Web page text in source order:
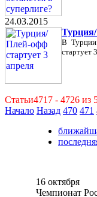
24.03.2015
В Турции
стартует
Статьи4717 - 4726 из
Начало Назад 470 471
16 октября
Чемпионат